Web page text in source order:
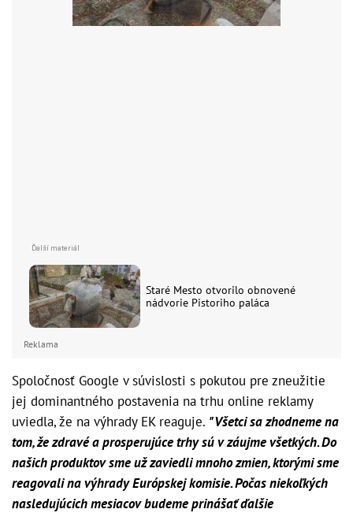
Staré Mesto otvorilo obnovené
nádvorie Pistoriho paláca
Reklama
Spoločnosť Google v súvislosti s pokutou pre zneužitie
jej dominantného postavenia na trhu online reklamy
uviedla, že na výhrady EK reaguje. "Všetci sa zhodneme na
tom, že zdravé a prosperujúce trhy sú v záujme všetkých. Do
našich produktov sme už zaviedli mnoho zmien, ktorými sme
reagovali na výhrady Európskej komisie. Počas niekoľkých
nasledujúcich mesiacov budeme prinášať ďalšie